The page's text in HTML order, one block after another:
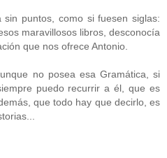
puntos, como si fuesen siglas:
maravillosos libros, desconocía
que nos ofrece Antonio.
no posea esa Gramática, si
puedo recurrir a él, que es
que todo hay que decirlo, es